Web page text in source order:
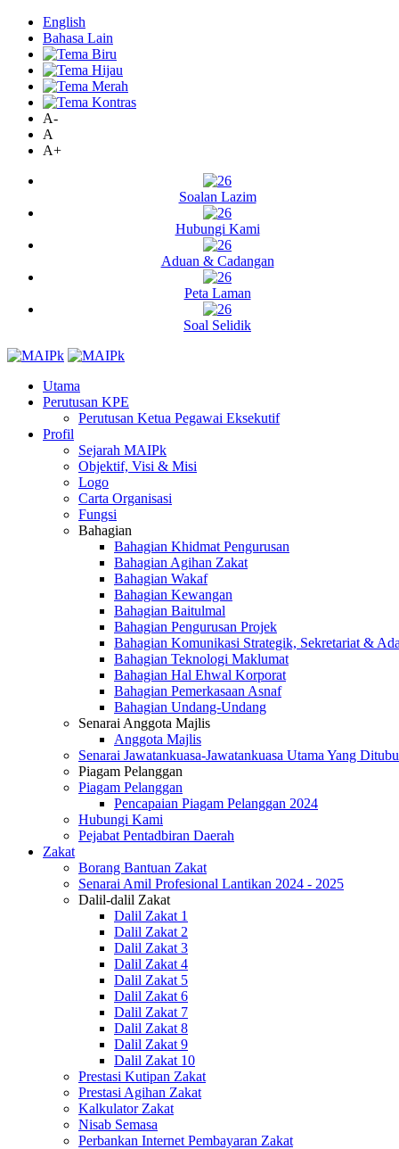
English
Bahasa Lain
A-
A
A+
Soalan Lazim
Hubungi Kami
Aduan & Cadangan
Peta Laman
Soal Selidik
Utama
Perutusan KPE
Perutusan Ketua Pegawai Eksekutif
Profil
Sejarah MAIPk
Objektif, Visi & Misi
Logo
Carta Organisasi
Fungsi
Bahagian
Bahagian Khidmat Pengurusan
Bahagian Agihan Zakat
Bahagian Wakaf
Bahagian Kewangan
Bahagian Baitulmal
Bahagian Pengurusan Projek
Bahagian Komunikasi Strategik, Sekretariat &
Bahagian Teknologi Maklumat
Bahagian Hal Ehwal Korporat
Bahagian Pemerkasaan Asnaf
Bahagian Undang-Undang
Senarai Anggota Majlis
Anggota Majlis
Senarai Jawatankuasa-Jawatankuasa Utama Yang
Piagam Pelanggan
Piagam Pelanggan
Pencapaian Piagam Pelanggan 2024
Hubungi Kami
Pejabat Pentadbiran Daerah
Zakat
Borang Bantuan Zakat
Senarai Amil Profesional Lantikan 2024 - 2025
Dalil-dalil Zakat
Dalil Zakat 1
Dalil Zakat 2
Dalil Zakat 3
Dalil Zakat 4
Dalil Zakat 5
Dalil Zakat 6
Dalil Zakat 7
Dalil Zakat 8
Dalil Zakat 9
Dalil Zakat 10
Prestasi Kutipan Zakat
Prestasi Agihan Zakat
Kalkulator Zakat
Nisab Semasa
Perbankan Internet Pembayaran Zakat